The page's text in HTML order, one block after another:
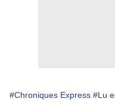
#Chroniques Express #Lu